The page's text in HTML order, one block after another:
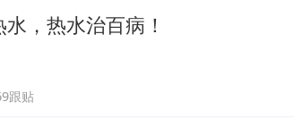
水，热水治百病！
跟贴